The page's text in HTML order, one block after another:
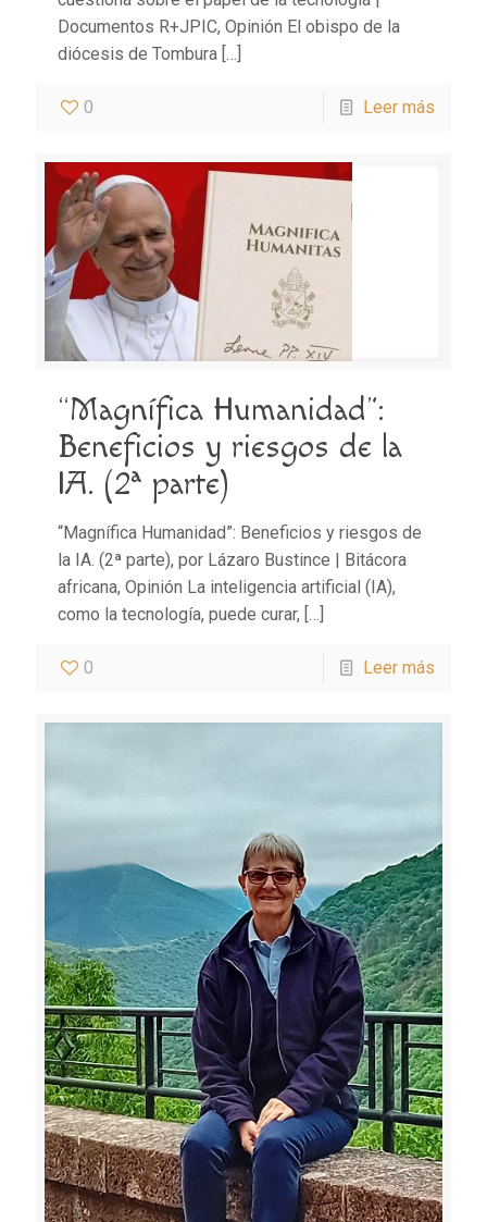
Documentos R+JPIC, Opinión El obispo de la
diócesis de Tombura […]
0 Leer más
“Magnífica Humanidad”:
Beneficios y riesgos de la
IA. (2ª parte)
“Magnífica Humanidad”: Beneficios y riesgos de
la IA. (2ª parte), por Lázaro Bustince | Bitácora
africana, Opinión La inteligencia artificial (IA),
como la tecnología, puede curar, […]
0 Leer más